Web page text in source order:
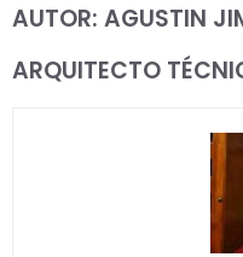
AUTOR: AGUSTIN
ARQUITECTO